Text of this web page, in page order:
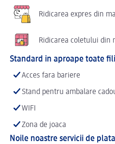
Ridicarea expres din
Ridicarea coletului din
Standard in aproape toate
Acces fara bariere
Stand pentru ambalare
WIFI
Zona de joaca
Noile noastre servicii de